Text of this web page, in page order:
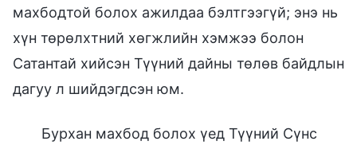
махбодтой болох ажилдаа бэлтгээгүй; энэ нь
хүн төрөлхтний хөгжлийн хэмжээ болон
Сатантай хийсэн Түүний дайны төлөв байдлын
дагуу л шийдэгдсэн юм.
Бурхан махбод болох үед Түүний Сүнс